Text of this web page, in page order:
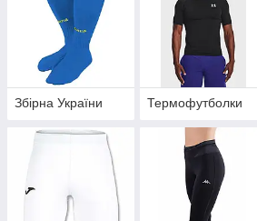
Збірна України Термофутболки